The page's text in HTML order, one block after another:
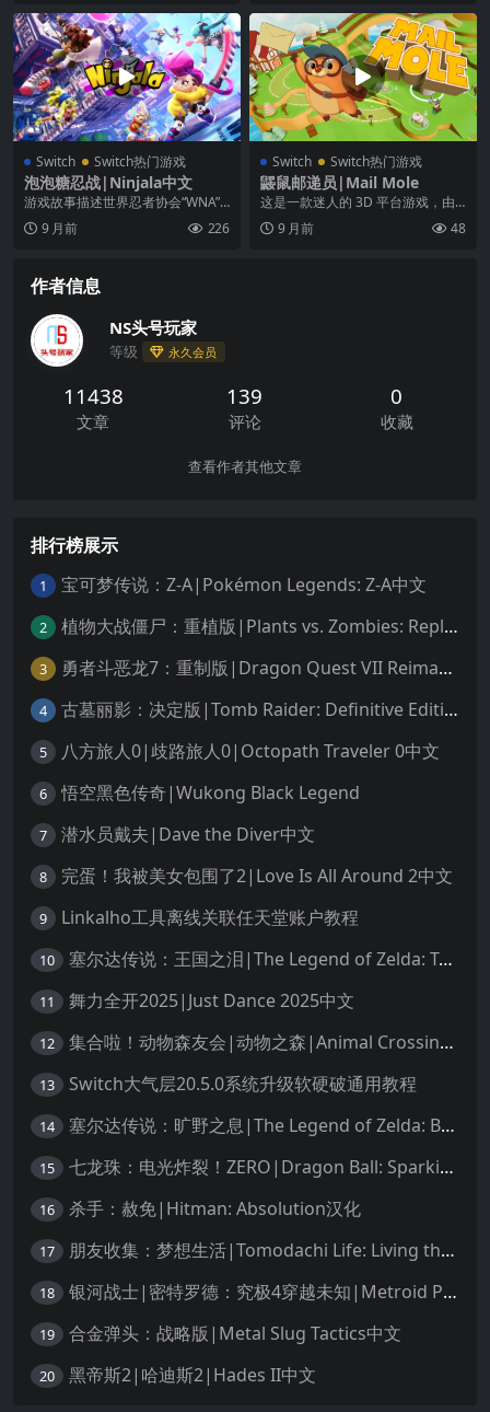
Switch Switch热门游戏
泡泡糖忍战|Ninjala中文
游戏故事描述世界忍者协会“WNA”
为了忍者的延续，而制作出了名为
“忍者口香糖”的...
9 月前 226
Switch Switch热门游戏
鼹鼠邮递员|Mail Mole
这是一款迷人的 3D 平台游戏，由
速度最快的邮差鼹鼠 Molty 担任主
角，他的...
9 月前 48
作者信息
NS头号玩家
等级 永久会员
11438
文章
139
评论
0
收藏
查看作者其他文章
排行榜展示
1 宝可梦传说：Z-A|Pokémon Legends: Z-A中文
2 植物大战僵尸：重植版|Plants vs. Zombies: Replanted中文
3 勇者斗恶龙7：重制版|Dragon Quest VII Reimagined中文
4 古墓丽影：决定版|Tomb Raider: Definitive Edition中文
5 八方旅人0|歧路旅人0|Octopath Traveler 0中文
6 悟空黑色传奇|Wukong Black Legend
7 潜水员戴夫|Dave the Diver中文
8 完蛋！我被美女包围了2|Love Is All Around 2中文
9 Linkalho工具离线关联任天堂账户教程
10 塞尔达传说：王国之泪|The Legend of Zelda: Tears of the Kingdom中文
11 舞力全开2025|Just Dance 2025中文
12 集合啦！动物森友会|动物之森|Animal Crossing: New Horizons中文
13 Switch大气层20.5.0系统升级软硬破通用教程
14 塞尔达传说：旷野之息|The Legend of Zelda: Breath of the Wild中文
15 七龙珠：电光炸裂！ZERO|Dragon Ball: Sparking! Zero中文
16 杀手：赦免|Hitman: Absolution汉化
17 朋友收集：梦想生活|Tomodachi Life: Living the Dream中文
18 银河战士|密特罗德：究极4穿越未知|Metroid Prime 4: Beyond中文
19 合金弹头：战略版|Metal Slug Tactics中文
20 黑帝斯2|哈迪斯2|Hades II中文